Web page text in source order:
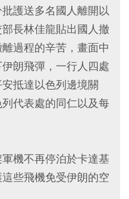
護送多名國人離開以
長林佳龍貼出國人撤
過程的辛苦，畫面中
朗飛彈，一行人四處
抵達以色列邊境關
代表處的同仁以及每
機不再停泊於卡達基
些飛機免受伊朗的空